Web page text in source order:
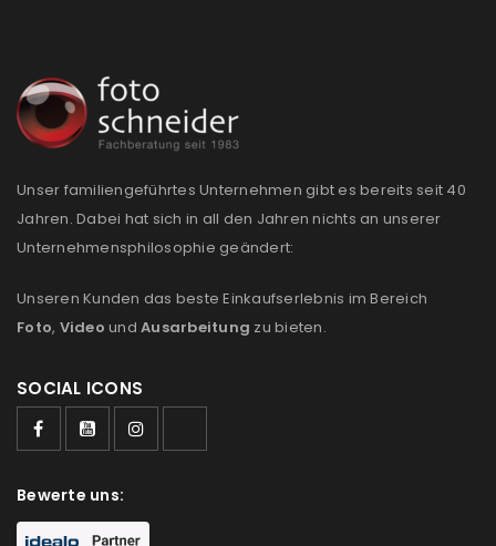
Anmeldeformular geschützt durch
ANMELDEN
PASSWORT VERGESSEN?
REGISTRIEREN
Ein Link zum Erstellen eines neuen Passworts wird an
NEWSLETTER ABONNIEREN
Unser familiengeführtes Unternehmen gibt es bereits seit 40
Jahren. Dabei hat sich in all den Jahren nichts an unserer
Unternehmensphilosophie geändert:
Unseren Kunden das beste Einkaufserlebnis im Bereich
Foto, Video und Ausarbeitung zu bieten.
SOCIAL ICONS
Bewerte uns: